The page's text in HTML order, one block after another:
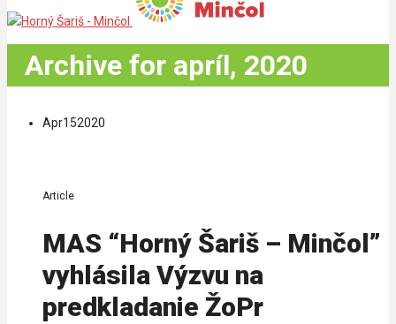
Archive for apríl, 2020
Apr152020
Article
MAS “Horný Šariš – Minčol”
vyhlásila Výzvu na
predkladanie ŽoPr